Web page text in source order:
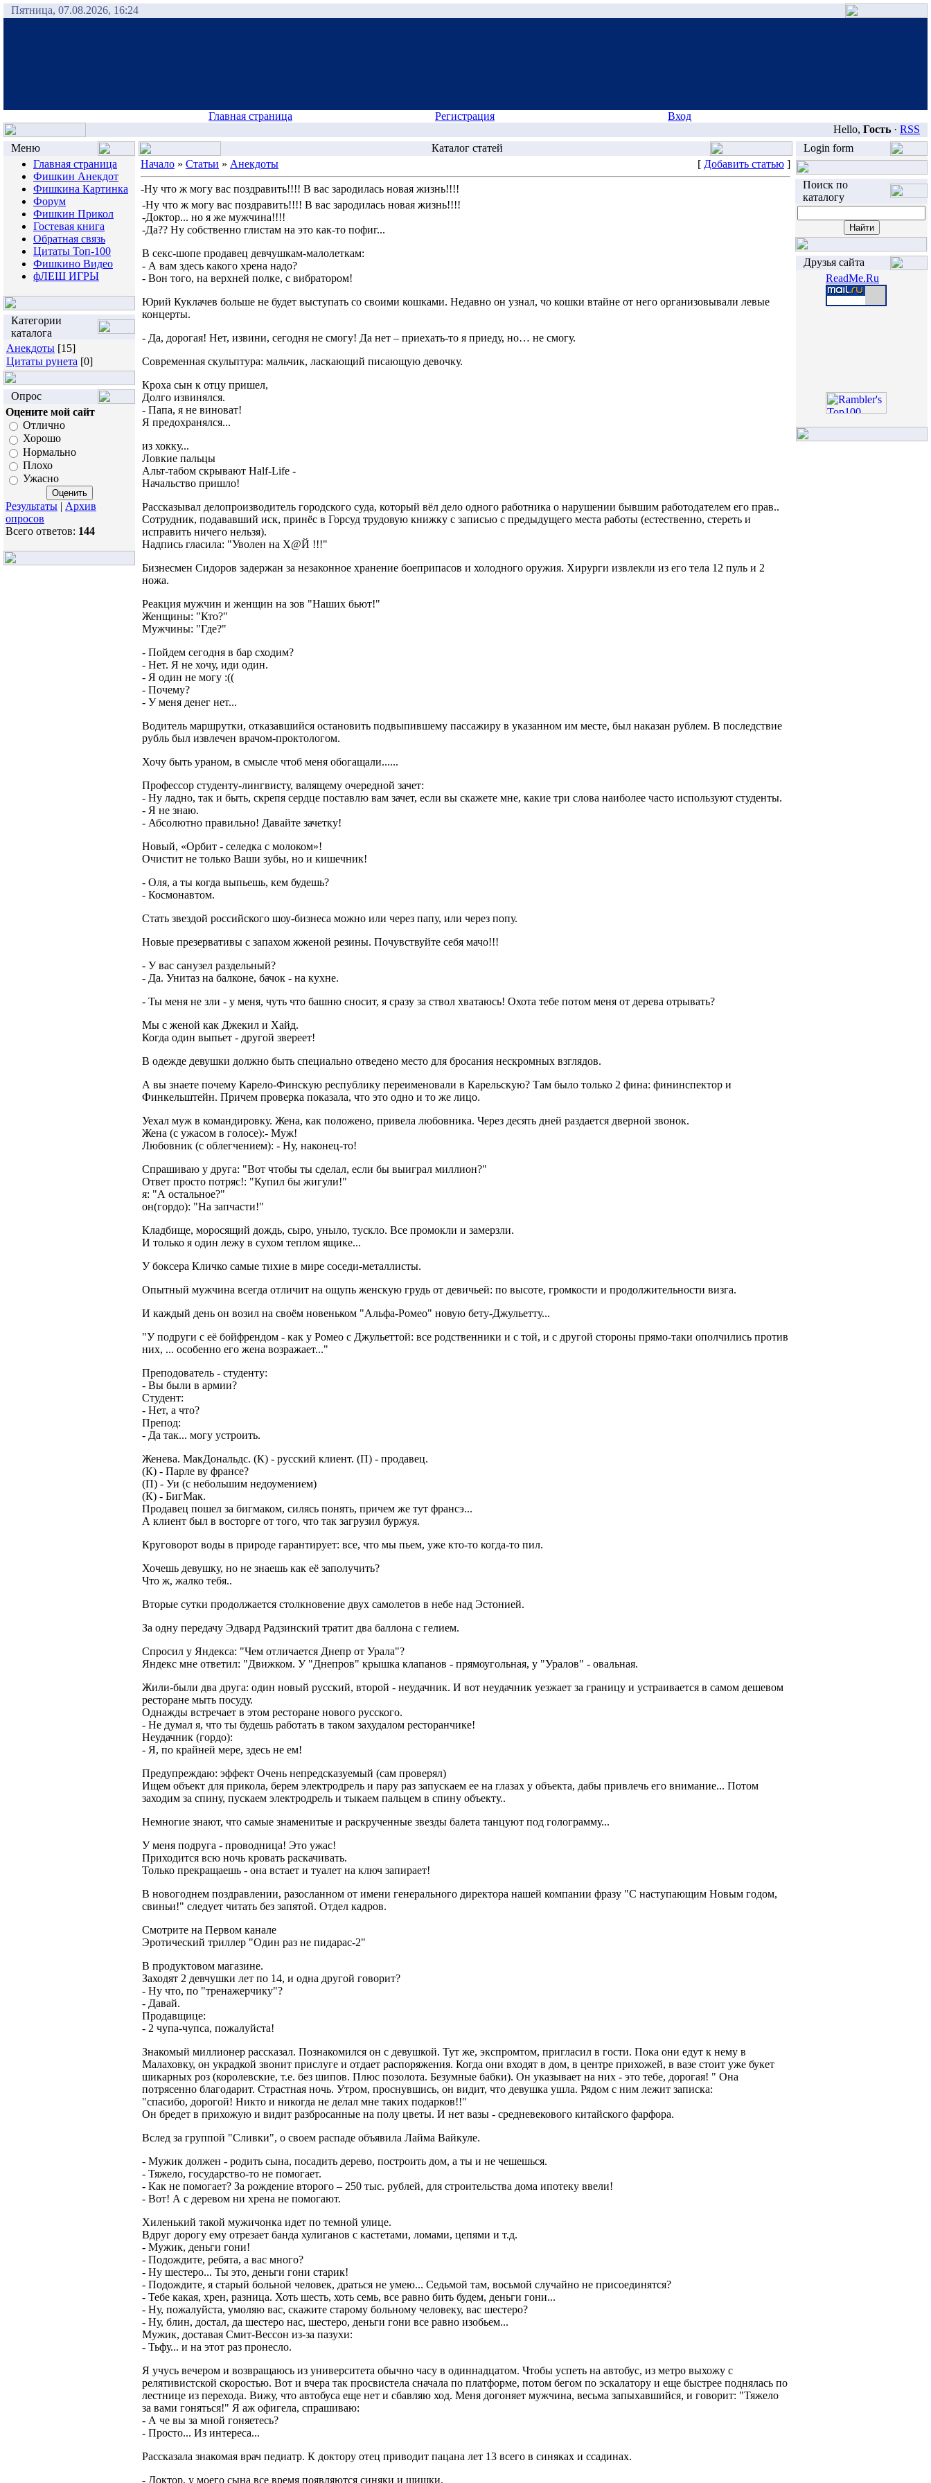
Пятница, 07.08.2026, 16:24
Главная страница Регистрация
Вход
Hello, Гость · RSS
Меню
Главная страница
Фишкин Анекдот
Фишкина Картинка
Форум
Фишкин Прикол
Гостевая книга
Обратная связь
Цитаты Топ-100
Фишкино Видео
фЛЕШ ИГРЫ
Категории
каталога
Анекдоты [15]
Цитаты рунета [0]
Опрос
Оцените мой сайт
Отлично
Хорошо
Нормально
Плохо
Ужасно
Результаты | Архив
опросов
Всего ответов: 144
Каталог статей
Начало » Статьи » Анекдоты [ Добавить статью ]
-Ну что ж могу вас поздравить!!!! В вас зародилась новая жизнь!!!!
-Ну что ж могу вас поздравить!!!! В вас зародилась новая жизнь!!!!
-Доктор... но я же мужчина!!!!
-Да?? Ну собственно глистам на это как-то пофиг...
В секс-шопе продавец девчушкам-малолеткам:
- А вам здесь какого хрена надо?
- Вон того, на верхней полке, с вибратором!
Юрий Куклачев больше не будет выступать со своими кошками. Недавно он узнал, чо кошки втайне от него организовывали левые
концерты.
- Да, дорогая! Нет, извини, сегодня не смогу! Да нет – приехать-то я приеду, но… не смогу.
Современная скульптура: мальчик, ласкающий писающую девочку.
Кроха сын к отцу пришел,
Долго извинялся.
- Папа, я не виноват!
Я предохранялся...
из хокку...
Ловкие пальцы
Альт-табом скрывают Half-Life -
Начальство пришло!
Рассказывал делопроизводитель городского суда, который вёл дело одного работника о нарушении бывшим работодателем его прав..
Сотрудник, подававший иск, принёс в Горсуд трудовую книжку с записью с предыдущего места работы (естественно, стереть и
исправить ничего нельзя).
Надпись гласила: "Уволен на Х@Й !!!"
Бизнесмен Сидоров задержан за незаконное хранение боеприпасов и холодного оружия. Хирурги извлекли из его тела 12 пуль и 2
ножа.
Реакция мужчин и женщин на зов "Наших бьют!"
Женщины: "Кто?"
Мужчины: "Где?"
- Пойдем сегодня в бар сходим?
- Нет. Я не хочу, иди один.
- Я один не могу :((
- Почему?
- У меня денег нет...
Водитель маршрутки, отказавшийся остановить подвыпившему пассажиру в указанном им месте, был наказан рублем. В последствие
рубль был извлечен врачом-проктологом.
Хочу быть ураном, в смысле чтоб меня обогащали......
Профессор студенту-лингвисту, валящему очередной зачет:
- Ну ладно, так и быть, скрепя сердце поставлю вам зачет, если вы скажете мне, какие три слова наиболее часто используют студенты.
- Я не знаю.
- Абсолютно правильно! Давайте зачетку!
Новый, «Орбит - селедка с молоком»!
Очистит не только Ваши зубы, но и кишечник!
- Оля, а ты когда выпьешь, кем будешь?
- Космонавтом.
Стать звездой российского шоу-бизнеса можно или через папу, или через попу.
Новые презервативы с запахом жженой резины. Почувствуйте себя мачо!!!
- У вас санузел раздельный?
- Да. Унитаз на балконе, бачок - на кухне.
- Ты меня не зли - у меня, чуть что башню сносит, я сразу за ствол хватаюсь! Охота тебе потом меня от дерева отрывать?
Мы с женой как Джекил и Хайд.
Когда один выпьет - другой звереет!
В одежде девушки должно быть специально отведено место для бросания нескромных взглядов.
А вы знаете почему Карело-Финскую республику переименовали в Карельскую? Там было только 2 фина: фининспектор и
Финкельштейн. Причем проверка показала, что это одно и то же лицо.
Уехал муж в командировку. Жена, как положено, привела любовника. Через десять дней раздается дверной звонок.
Жена (с ужасом в голосе):- Муж!
Любовник (с облегчением): - Ну, наконец-то!
Спрашиваю у друга: "Вот чтобы ты сделал, если бы выиграл миллион?"
Ответ просто потряс!: "Купил бы жигули!"
я: "А остальное?"
он(гордо): "На запчасти!"
Кладбище, моросящий дождь, сыро, уныло, тускло. Все промокли и замерзли.
И только я один лежу в сухом теплом ящике...
У боксера Кличко самые тихие в мире соседи-металлисты.
Опытный мужчина всегда отличит на ощупь женскую грудь от девичьей: по высоте, громкости и продолжительности визга.
И каждый день он возил на своём новеньком "Альфа-Ромео" новую бету-Джульетту...
"У подруги с её бойфрендом - как у Ромео с Джульеттой: все родственники и с той, и с другой стороны прямо-таки ополчились против
них, ... особенно его жена возражает..."
Преподователь - студенту:
- Вы были в армии?
Студент:
- Нет, а что?
Препод:
- Да так... могу устроить.
Женева. МакДональдс. (К) - русский клиент. (П) - продавец.
(К) - Парле ву франсе?
(П) - Уи (с небольшим недоумением)
(К) - БигМак.
Продавец пошел за бигмаком, силясь понять, причем же тут франсэ...
А клиент был в восторге от того, что так загрузил буржуя.
Круговорот воды в природе гарантирует: все, что мы пьем, уже кто-то когда-то пил.
Хочешь девушку, но не знаешь как её заполучить?
Что ж, жалко тебя..
Вторые сутки продолжается столкновение двух самолетов в небе над Эстонией.
За одну передачу Эдвард Радзинский тратит два баллона с гелием.
Спросил у Яндекса: "Чем отличается Днепр от Урала"?
Яндекс мне ответил: "Движком. У "Днепров" крышка клапанов - прямоугольная, у "Уралов" - овальная.
Жили-были два друга: один новый русский, второй - неудачник. И вот неудачник уезжает за границу и устраивается в самом дешевом
ресторане мыть посуду.
Однажды встречает в этом ресторане нового русского.
- Не думал я, что ты будешь работать в таком захудалом ресторанчике!
Неудачник (гордо):
- Я, по крайней мере, здесь не ем!
Предупреждаю: эффект Очень непредсказуемый (сам проверял)
Ищем объект для прикола, берем электродрель и пару раз запускаем ее на глазах у объекта, дабы привлечь его внимание... Потом
заходим за спину, пускаем электродрель и тыкаем пальцем в спину объекту..
Немногие знают, что самые знаменитые и раскрученные звезды балета танцуют под голограмму...
У меня подруга - проводница! Это ужас!
Приходится всю ночь кровать раскачивать.
Только прекращаешь - она встает и туалет на ключ запирает!
В новогоднем поздравлении, разосланном от имени генерального директора нашей компании фразу "С наступающим Новым годом,
свиньи!" следует читать без запятой. Отдел кадров.
Смотрите на Первом канале
Эротический триллер "Один раз не пидарас-2"
В продуктовом магазине.
Заходят 2 девчушки лет по 14, и одна другой говорит?
- Ну что, по "тренажерчику"?
- Давай.
Продавщице:
- 2 чупа-чупса, пожалуйста!
Знакомый миллионер рассказал. Познакомился он с девушкой. Тут же, экспромтом, пригласил в гости. Пока они едут к нему в
Малаховку, он украдкой звонит прислуге и отдает распоряжения. Когда они входят в дом, в центре прихожей, в вазе стоит уже букет
шикарных роз (королевские, т.е. без шипов. Плюс позолота. Безумные бабки). Он указывает на них - это тебе, дорогая! " Она
потрясенно благодарит. Страстная ночь. Утром, проснувшись, он видит, что девушка ушла. Рядом с ним лежит записка:
"спасибо, дорогой! Никто и никогда не делал мне таких подарков!!"
Он бредет в прихожую и видит разбросанные на полу цветы. И нет вазы - средневекового китайского фарфора.
Вслед за группой "Сливки", о своем распаде объявила Лайма Вайкуле.
- Мужик должен - родить сына, посадить дерево, построить дом, а ты и не чешешься.
- Тяжело, государство-то не помогает.
- Как не помогает? За рождение второго – 250 тыс. рублей, для строительства дома ипотеку ввели!
- Вот! А с деревом ни хрена не помогают.
Хиленький такой мужичонка идет по темной улице.
Вдруг дорогу ему отрезает банда хулиганов с кастетами, ломами, цепями и т.д.
- Мужик, деньги гони!
- Подождите, ребята, а вас много?
- Ну шестеро... Ты это, деньги гони старик!
- Подождите, я старый больной человек, драться не умею... Седьмой там, восьмой случайно не присоединятся?
- Тебе какая, хрен, разница. Хоть шесть, хоть семь, все равно бить будем, деньги гони...
- Ну, пожалуйста, умоляю вас, скажите старому больному человеку, вас шестеро?
- Ну, блин, достал, да шестеро нас, шестеро, деньги гони все равно изобьем...
Мужик, доставая Смит-Вессон из-за пазухи:
- Тьфу... и на этот раз пронесло.
Я учусь вечером и возвращаюсь из университета обычно часу в одиннадцатом. Чтобы успеть на автобус, из метро выхожу с
релятивистской скоростью. Вот и вчера так просвистела сначала по платформе, потом бегом по эскалатору и еще быстрее поднялась по
лестнице из перехода. Вижу, что автобуса еще нет и сбавляю ход. Меня догоняет мужчина, весьма запыхавшийся, и говорит: "Тяжело
за вами гоняться!" Я аж офигела, спрашиваю:
- А че вы за мной гоняетесь?
- Просто... Из интереса...
Рассказала знакомая врач педиатр. К доктору отец приводит пацана лет 13 всего в синяках и ссадинах.
- Доктор, у моего сына все время появляются синяки и шишки.
Login form
Поиск по
каталогу
Друзья сайта
ReadMe.Ru